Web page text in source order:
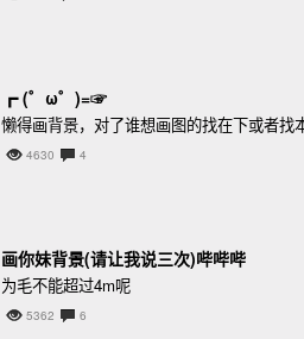
┏ (゜ω゜)=☞
懒得画背景，对了谁想画图的找在下或者找
4630 4
画你妹背景(请让我说三次)哔哔哔
为毛不能超过4m呢
5362 6